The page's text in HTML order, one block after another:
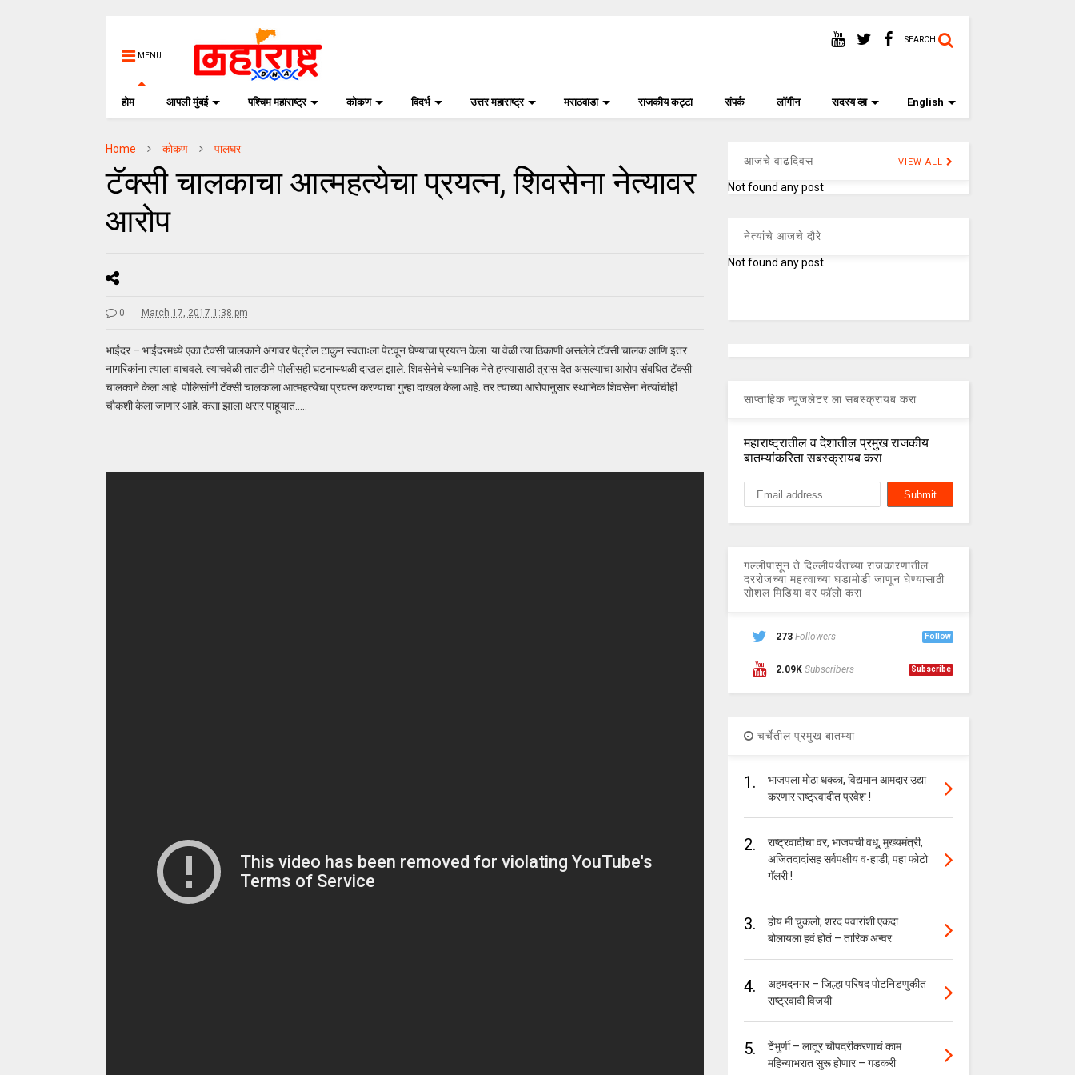
MENU
SEARCH
होम आपली मुंबई पश्चिम महाराष्ट्र कोकण विदर्भ उत्तर महाराष्ट्र मराठवाडा राजकीय कट्टा संपर्क लॉगीन सदस्य व्हा English
Home कोकण पालघर
टॅक्सी चालकाचा आत्महत्येचा प्रयत्न, शिवसेना नेत्यावर
आरोप
0 March 17, 2017 1:38 pm
भाईंदर – भाईंदरमध्ये एका टैक्सी चालकाने अंगावर पेट्रोल टाकुन स्वताःला पेटवून घेण्याचा प्रयत्न केला. या वेळी त्या ठिकाणी असलेले टॅक्सी चालक आणि इतर
नागरिकांना त्याला वाचवले. त्याचवेळी तातडीने पोलीसही घटनास्थळी दाखल झाले. शिवसेनेचे स्थानिक नेते हप्त्यासाठी त्रास देत असल्याचा आरोप संबधित टॅक्सी
चालकाने केला आहे. पोलिसांनी टॅक्सी चालकाला आत्महत्येचा प्रयत्न करण्याचा गुन्हा दाखल केला आहे. तर त्याच्या आरोपानुसार स्थानिक शिवसेना नेत्यांचीही
चौकशी केला जाणार आहे. कसा झाला थरार पाहूयात…..
आजचे वाढदिवस VIEW ALL
Not found any post
नेत्यांचे आजचे दौरे
Not found any post
साप्ताहिक न्यूजलेटर ला सबस्क्रायब करा
महाराष्ट्रातील व देशातील प्रमुख राजकीय
बातम्यांकरिता सबस्क्रायब करा
गल्लीपासून ते दिल्लीपर्यंतच्या राजकारणातील
दररोजच्या महत्वाच्या घडामोडी जाणून घेण्यासाठी
सोशल मिडिया वर फॉलो करा
273 Followers Follow
2.09K Subscribers Subscribe
चर्चेतील प्रमुख बातम्या
1.
भाजपला मोठा धक्का, विद्यमान आमदार उद्या
करणार राष्ट्रवादीत प्रवेश !
2.
राष्ट्रवादीचा वर, भाजपची वधू, मुख्यमंत्री,
अजितदादांसह सर्वपक्षीय व-हाडी, पहा फोटो
गॅलरी !
3.
होय मी चुकलो, शरद पवारांशी एकदा
बोलायला हवं होतं – तारिक अन्वर
4.
अहमदनगर – जिल्हा परिषद पोटनिडणुकीत
राष्ट्रवादी विजयी
5.
टेंभुर्णी – लातूर चौपदरीकरणाचं काम
महिन्याभरात सुरू होणार – गडकरी